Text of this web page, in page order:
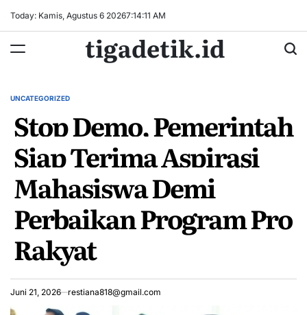
Today: Kamis, Agustus 6 20267:14:12 AM
tigadetik.id
POSTED
UNCATEGORIZED
Stop Demo, Pemerintah
Siap Terima Aspirasi
Mahasiswa Demi
Perbaikan Program Pro
Rakyat
Juni 21, 2026 restiana818@gmail.com